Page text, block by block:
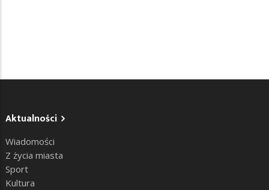
Aktualności
Wiadomości
Z życia miasta
Sport
Kultura